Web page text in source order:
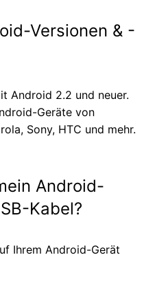
Versionen & -
Android 2.2 und neuer.
Geräte von
Sony, HTC und mehr.
Android-
Kabel?
Ihrem Android-Gerät